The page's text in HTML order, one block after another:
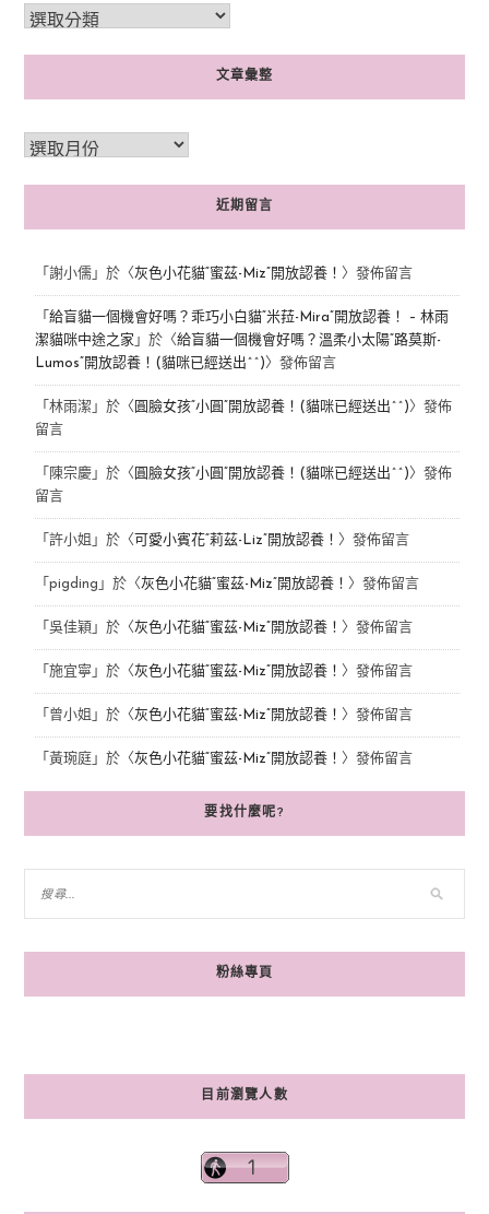
文章彙整
近期留言
「 謝小儒」於〈灰色小花貓“蜜茲-Miz”開放認養！ 〉發佈留言
「 給盲貓一個機會好嗎？乖巧小白貓“米菈-Mira”開放認養！ – 林雨
潔貓咪中途之家 」於〈給盲貓一個機會好嗎？溫柔小太陽“路莫斯-
Lumos”開放認養！(貓咪已經送出^^)〉發佈留言
「 林雨潔 」於〈 圓臉女孩“小圓”開放認養！(貓咪已經送出^^)〉發佈
留言
「 陳宗慶」於〈 圓臉女孩“小圓”開放認養！(貓咪已經送出^^)〉發佈
留言
「 許小姐 」於〈 可愛小賓花“莉茲-Liz”開放認養！ 〉發佈留言
「 pigding 」於〈灰色小花貓“蜜茲-Miz”開放認養！ 〉發佈留言
「 吳佳穎 」於〈灰色小花貓“蜜茲-Miz”開放認養！ 〉發佈留言
「 施宜寧 」於〈灰色小花貓“蜜茲-Miz”開放認養！ 〉發佈留言
「 曾小姐 」於〈灰色小花貓“蜜茲-Miz”開放認養！ 〉發佈留言
「 黃琬庭」於〈灰色小花貓“蜜茲-Miz”開放認養！ 〉發佈留言
要找什麼呢?
粉絲專頁
目前瀏覽人數